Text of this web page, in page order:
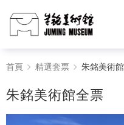
朱
銘
美
首頁 精選套票 朱銘美術
朱銘美術館全票